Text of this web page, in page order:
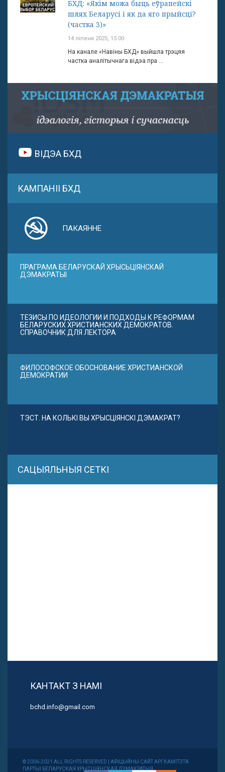
БХД: «Якім можа быць еўрапейскі
шлях Беларусі і як да яго прыйсці?
(частка 3)»
14 ліпеня 2025, 15:00
На канале «Навіны БХД» выйшла трэцяя
частка аналітычнага відэа пра ...
ВІДЭА БХД
КАМПАНІІ БХД
ПАКАЯННЕ
ПРАГРАМА БЕЛАРУСКАЙ ХРЫСЬЦІЯНСКАЙ
ДЭМАКРАТЫІ
ТЕЗИСЫ ПО ИДЕОЛОГИИ И ПОДХОДЫ К РЕФОРМАМ
БЕЛАРУСКИХ ХРИСТИАНСКИХ ДЕМОКРАТОВ.
СПРАВОЧНИК ДЛЯ ЛЕКТОРА
ФИЛОСОФСКОЕ ОБОСНОВАНИЕ ХРИСТИАНСКОЙ
ДЕМОКРАТИИ
ТЭСТ. НА КОЛЬКІ ВЫ ХРЫСЦІЯНСКІ ДЭМАКРАТ?
САЦЫЯЛЬНЫЯ СЕТКІ
КАНТАКТ З НАМІ
bchd.info@gmail.com
© 2006-2021 ALL RIGHTS RESERVED | АФІЦЫЙНЫ САЙТ АРГКАМІТЭТА
ПАРТЫІ БЕЛАРУСКАЯ ХРЫСЦІЯНСКАЯ ДЭМАКРАТЫЯ